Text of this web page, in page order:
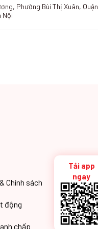
Phường Bùi Thị Xuân, Quận
Nội
Phường Quán Thánh, Quận
Chính sách
động
chấp
Tải app
ngay